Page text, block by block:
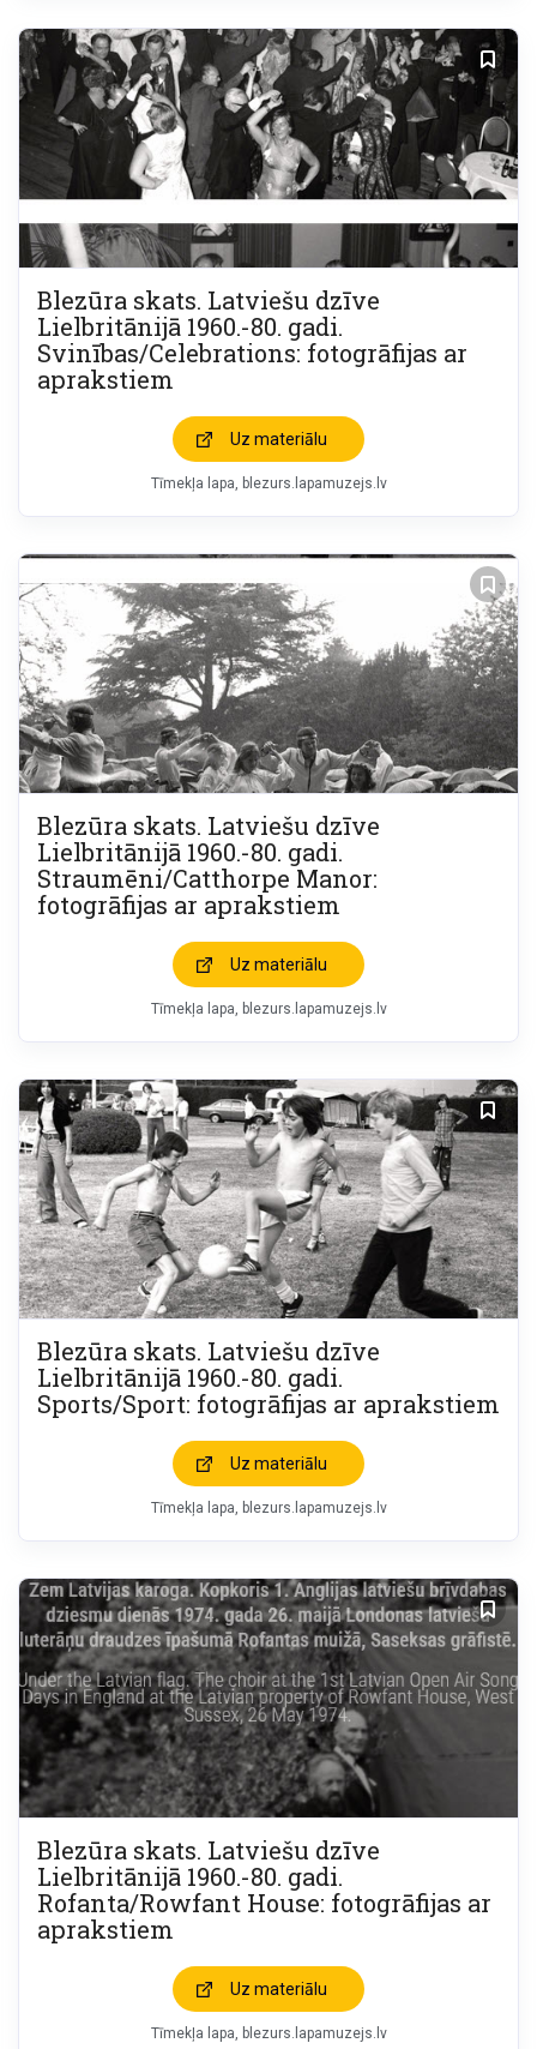
Blezūra skats. Latviešu dzīve
Lielbritānijā 1960.-80. gadi.
Svinības/Celebrations: fotogrāfijas ar
aprakstiem
Uz materiālu
Tīmekļa lapa blezurs.lapamuzejs.lv
Blezūra skats. Latviešu dzīve
Lielbritānijā 1960.-80. gadi.
Straumēni/Catthorpe Manor:
fotogrāfijas ar aprakstiem
Uz materiālu
Tīmekļa lapa blezurs.lapamuzejs.lv
Blezūra skats. Latviešu dzīve
Lielbritānijā 1960.-80. gadi.
Sports/Sport: fotogrāfijas ar aprakstiem
Uz materiālu
Tīmekļa lapa blezurs.lapamuzejs.lv
Blezūra skats. Latviešu dzīve
Lielbritānijā 1960.-80. gadi.
Rofanta/Rowfant House: fotogrāfijas ar
aprakstiem
Uz materiālu
Tīmekļa lapa blezurs.lapamuzejs.lv